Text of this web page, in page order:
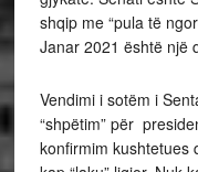
shqip me “pula të
Janar 2021 është një
Vendimi i sotëm i
“shpëtim” për
konfirmim kushtetues